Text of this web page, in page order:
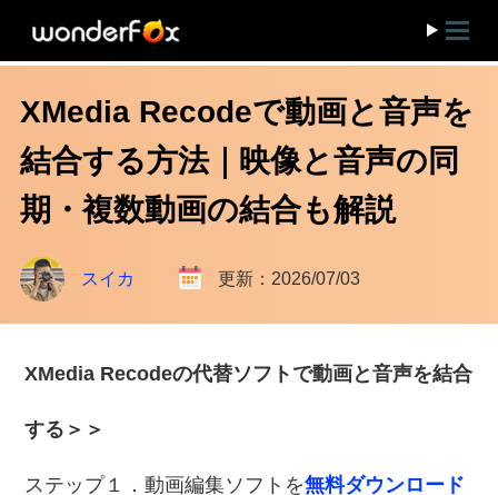
XMedia Recodeで動画と音声を
結合する方法｜映像と音声の同
期・複数動画の結合も解説
スイカ 更新：2026/07/03
XMedia Recodeの代替ソフトで動画と音声を結合
する＞＞
ステップ１．動画編集ソフトを無料ダウンロード